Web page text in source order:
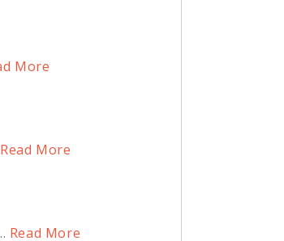
More
Read More
Read More